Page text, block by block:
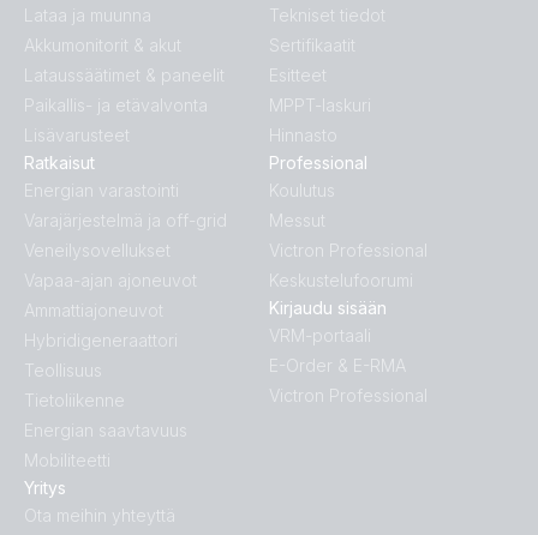
Lataa ja muunna
Akkumonitorit & akut
Lataussäätimet & paneelit
Paikallis- ja etävalvonta
Lisävarusteet
Ratkaisut
Energian varastointi
Varajärjestelmä ja off-grid
Veneilysovellukset
Vapaa-ajan ajoneuvot
Ammattiajoneuvot
Hybridigeneraattori
Teollisuus
Tietoliikenne
Energian saavtavuus
Mobiliteetti
Yritys
Ota meihin yhteyttä
Tekniset tiedot
Sertifikaatit
Esitteet
MPPT-laskuri
Hinnasto
Professional
Koulutus
Messut
Victron Professional
Keskustelufoorumi
Kirjaudu sisään
VRM-portaali
E-Order & E-RMA
Victron Professional